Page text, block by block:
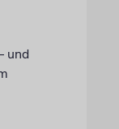
und